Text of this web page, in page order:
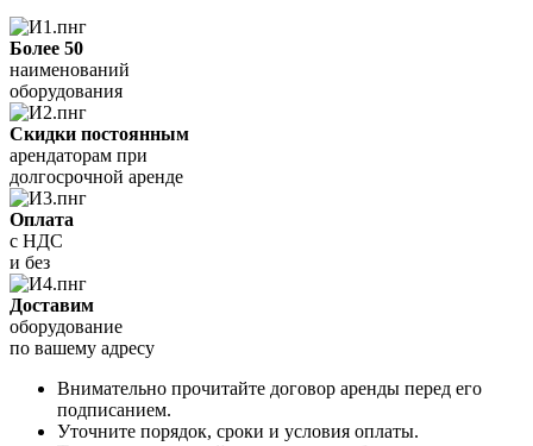
Более 50
наименований
оборудования
Скидки постоянным
арендаторам при
долгосрочной аренде
Оплата
с НДС
и без
Доставим
оборудование
по вашему адресу
Внимательно прочитайте договор аренды перед его
подписанием.
Уточните порядок, сроки и условия оплаты.